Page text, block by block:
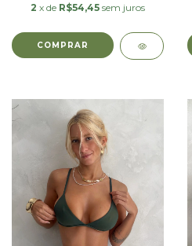
2 x de R$54,45 sem juros
COMPRAR